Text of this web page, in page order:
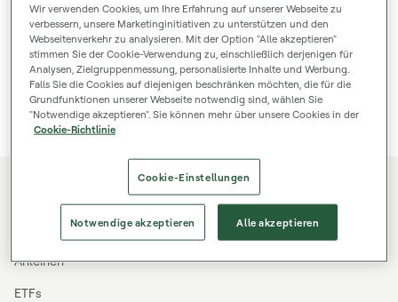
Anleihen
ETFs
Wir verwenden Cookies, um Ihre Erfahrung auf unserer Webseite zu
verbessern, unsere Marketinginitiativen zu unterstützen und den
Webseitenverkehr zu analysieren. Mit der Option "Alle akzeptieren"
stimmen Sie der Cookie-Verwendung zu, einschließlich derjenigen für
Analysen, Zielgruppenmessung, personalisierte Inhalte und Werbung.
Falls Sie die Cookies auf diejenigen beschränken möchten, die für die
Grundfunktionen unserer Webseite notwendig sind, wählen Sie
"Notwendige akzeptieren". Sie können mehr über unsere Cookies in der
Cookie-Richtlinie
Cookie-Einstellungen
Notwendige akzeptieren Alle akzeptieren